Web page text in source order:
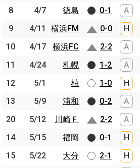
8
4/7 徳島 0-1 A
9
4/11 横浜FM 0-0 H
10
4/17 横浜FC 2-2 A
11
4/24 札幌 1-2 A
12
5/1 柏 1-0 H
13
5/9 浦和 0-2 A
20
5/12 川崎Ｆ 2-2 A
14
5/15 福岡 0-1 H
15
5/22 大分 2-1 H
8
4/7
徳島
9
4/11
横浜FM
10
4/17
横浜FC
11
4/24
札幌
12
5/1
柏
13
5/9
浦和
20
5/12
川崎Ｆ
14
5/15
福岡
15
5/22
大分